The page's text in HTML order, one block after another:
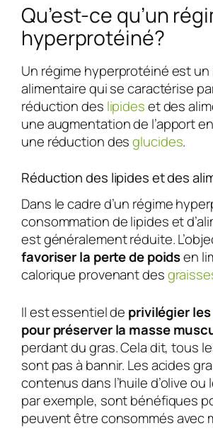
Qu’est-ce qu’un
hyperprotéiné?
Un régime hyperprotéiné est un
alimentaire qui se caractérise
réduction des lipideset des
une augmentation de l’apport en
une réduction desglucides.
Réduction des lipides et des
Dans le cadre d’un régime
consommation de lipides et
est généralement réduite.
favoriser la perte de poidsen
calorique provenant des
Il est essentiel de privilégier les
pour préserver la masse
perdant du gras. Cela dit, tous
sont pas à bannir. Les acides
contenus dans l’huile d’olive ou
par exemple, sont bénéfiques
peuvent être consommés avec